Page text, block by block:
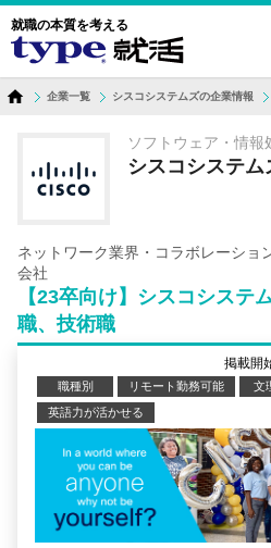
就職の本質を考える
企業一覧 シスコシステムズの企業情報
ソフトウェア・情報
シスコシステム
ネットワーク業界・コラボレーショ
会社
【23卒向け】シスコシステ
職、技術職
職種別 リモート勤務可能 文
英語力が活かせる
掲載開